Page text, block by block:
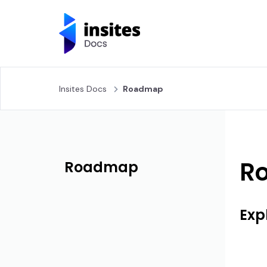
Insites Docs Roadmap
Roadmap